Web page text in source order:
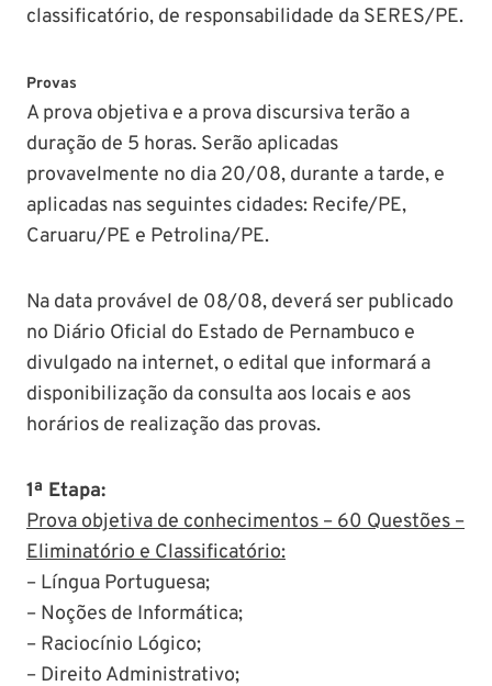
classificatório, de responsabilidade da SERES/PE.
Provas
A prova objetiva e a prova discursiva terão a
duração de 5 horas. Serão aplicadas
provavelmente no dia 20/08, durante a tarde, e
aplicadas nas seguintes cidades: Recife/PE,
Caruaru/PE e Petrolina/PE.
Na data provável de 08/08, deverá ser publicado
no Diário Oficial do Estado de Pernambuco e
divulgado na internet, o edital que informará a
disponibilização da consulta aos locais e aos
horários de realização das provas.
1ª Etapa:
Prova objetiva de conhecimentos – 60 Questões –
Eliminatório e Classificatório:
– Língua Portuguesa;
– Noções de Informática;
– Raciocínio Lógico;
– Direito Administrativo;